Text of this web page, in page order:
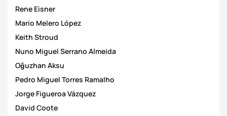
Rene Eisner
Mario Melero López
Keith Stroud
Nuno Miguel Serrano Almeida
Oğuzhan Aksu
Pedro Miguel Torres Ramalho
Jorge Figueroa Vázquez
David Coote